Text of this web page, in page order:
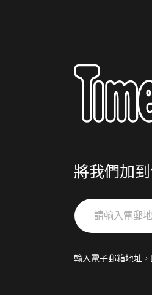
將我們加
請
輸
郵
輸入電子郵箱地址